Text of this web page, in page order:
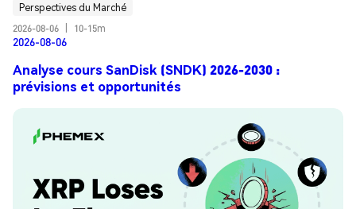
Perspectives du Marché
2026-08-06
10-15m
2026-08-06
Analyse cours SanDisk (SNDK) 2026-2030 :
prévisions et opportunités